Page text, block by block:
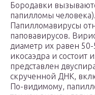
Бородавки
папилломы человека).
Папилломавирусы
паповавирусов.
диаметр их равен
икосаэдра и состоит
представлен
скрученной ДНК,
По-видимому,